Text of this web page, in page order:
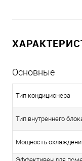
Основные
Тип кондиционера
Тип внутреннего
Мощность
Эффективен для